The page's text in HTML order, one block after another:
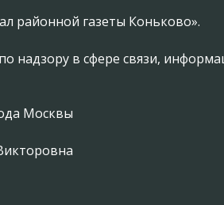
районной газеты Коньково».
надзору в сфере связи,
Москвы